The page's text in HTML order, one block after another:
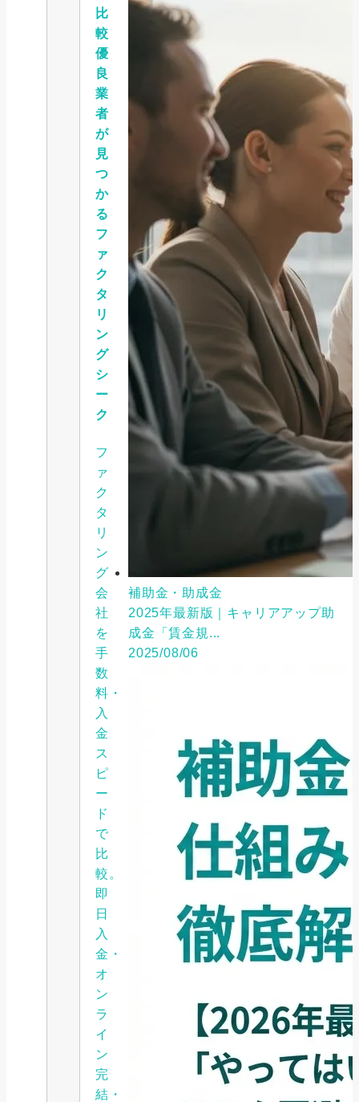
比
較
優
良
業
者
が
見
つ
か
る
フ
ァ
ク
タ
リ
ン
グ
シ
ー
ク
フ
ァ
ク
タ
リ
ン
グ
会
社
を
手
数
料・
入
金
ス
ピ
ー
ド
で
比
較。
即
日
入
金・
オ
ン
ラ
イ
ン
完
結・
補助金・助成金
2025年最新版｜キャリアアップ助
成金「賃金規...
2025/08/06